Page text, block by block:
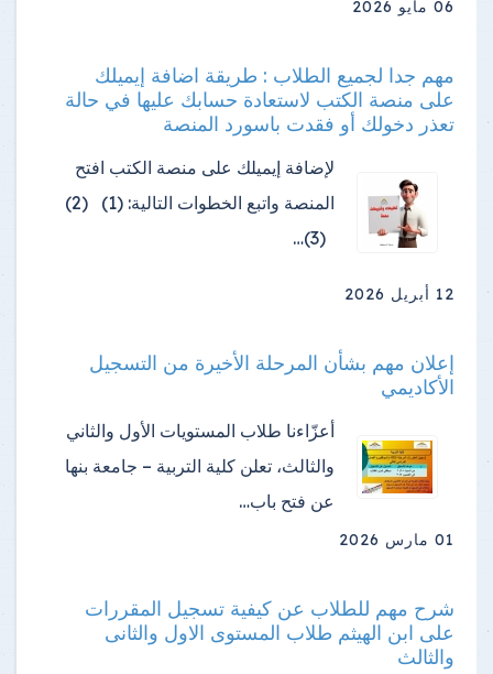
06 مايو 2026
مهم جدا لجميع الطلاب : طريقة اضافة إيميلك
على منصة الكتب لاستعادة حسابك عليها في حالة
تعذر دخولك أو فقدت باسورد المنصة
لإضافة إيميلك على منصة الكتب افتح
المنصة واتبع الخطوات التالية: (1) (2)
(3)…
12 أبريل 2026
إعلان مهم بشأن المرحلة الأخيرة من التسجيل
الأكاديمي
أعزّاءنا طلاب المستويات الأول والثاني
والثالث، تعلن كلية التربية – جامعة بنها
عن فتح باب…
01 مارس 2026
شرح مهم للطلاب عن كيفية تسجيل المقررات
على ابن الهيثم طلاب المستوى الاول والثانى
والثالث